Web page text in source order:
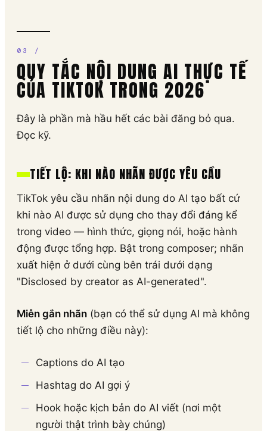
QUY TẮC NỘI DUNG AI THỰC TẾ
CỦA TIKTOK TRONG 2026
Đây là phần mà hầu hết các bài đăng bỏ qua.
Đọc kỹ.
TIẾT LỘ: KHI NÀO NHÃN ĐƯỢC YÊU CẦU
TikTok yêu cầu nhãn nội dung do AI tạo bất cứ
khi nào AI được sử dụng cho thay đổi đáng kể
trong video — hình thức, giọng nói, hoặc hành
động được tổng hợp. Bật trong composer; nhãn
xuất hiện ở dưới cùng bên trái dưới dạng
"Disclosed by creator as AI-generated".
Miễn gắn nhãn (bạn có thể sử dụng AI mà không
tiết lộ cho những điều này):
Captions do AI tạo
Hashtag do AI gợi ý
Hook hoặc kịch bản do AI viết (nơi một
người thật trình bày chúng)